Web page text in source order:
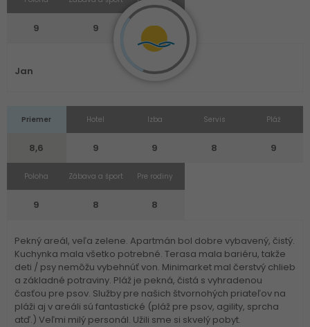
9 9 9
Jan
Priemer
8,6
Hotel
9
Izba
9
Servis
8
Pláž
9
Poloha
9
Zábava a šport
8
Pre rodiny
8
Pekný areál, veľa zelene. Apartmán bol dobre vybavený, čistý.
Kuchynka mala všetko potrebné. Terasa mala bariéru, takže
deti / psy nemôžu vybehnúť von. Minimarket mal čerstvý chlieb
a základné potraviny. Pláž je pekná, čistá s vyhradenou
časťou pre psov. Služby pre našich štvornohých priateľov na
pláži aj v areáli sú fantastické (pláž pre psov, agility, sprcha
atď.) Veľmi milý personál. Užili sme si skvelý pobyt.